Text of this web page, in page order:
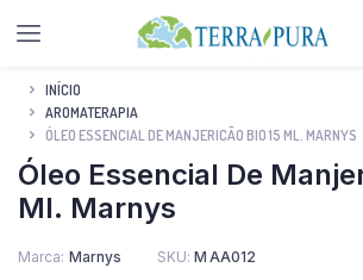
INÍCIO
AROMATERAPIA
ÓLEO ESSENCIAL DE MANJERICÃO BIO 15 ML. MARNYS
Óleo Essencial De
Ml. Marnys
Marca Marnys SKU: M AA012